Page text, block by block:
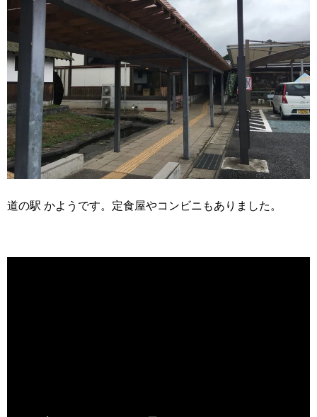
道の駅 かようです。定食屋やコンビニもありました。